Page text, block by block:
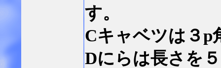
す。
Cキャベツは３p
Dにらは長さを